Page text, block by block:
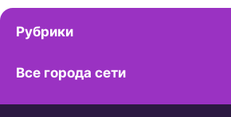
Рубрики
Все города сети